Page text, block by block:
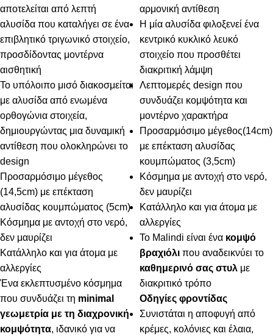
αποτελείται από λεπτή
αλυσίδα που καταλήγει σε ένα
επιβλητικό τριγωνικό στοιχείο,
προσδίδοντας μοντέρνα
αισθητική
Το υπόλοιπο μισό διακοσμείται
με αλυσίδα από ενωμένα
ορθογώνια στοιχεία,
δημιουργώντας μια δυναμική
αντίθεση που ολοκληρώνει το
design
Προσαρμόσιμο μέγεθος
(14,5cm) με επέκταση
αλυσίδας κουμπώματος (5cm)
Κόσμημα με αντοχή στο νερό,
δεν μαυρίζει
Κατάλληλο και για άτομα με
αλλεργίες
Ένα εκλεπτυσμένο κόσμημα
που συνδυάζει τη minimal
γεωμετρία με τη διαχρονική
κομψότητα, ιδανικό για να
αρμονική αντίθεση
Η μία αλυσίδα φιλοξενεί ένα
κεντρικό κυκλικό λευκό
στοιχείο που προσθέτει
διακριτική λάμψη
Λεπτομερές design που
συνδυάζει κομψότητα και
μοντέρνο χαρακτήρα
Προσαρμόσιμο μέγεθος(14cm)
με επέκταση αλυσίδας
κουμπώματος (3,5cm)
Κόσμημα με αντοχή στο νερό,
δεν μαυρίζει
Κατάλληλο και για άτομα με
αλλεργίες
Το Malindi είναι ένα κομψό
βραχιόλι που αναδεικνύει το
καθημερινό σας στυλ με
διακριτικό τρόπο
Οδηγίες φροντίδας
Συνιστάται η αποφυγή από
κρέμες, κολόνιες και έλαια,